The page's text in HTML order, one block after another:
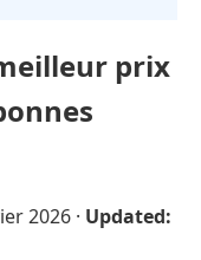
prix
2026 · Updated: